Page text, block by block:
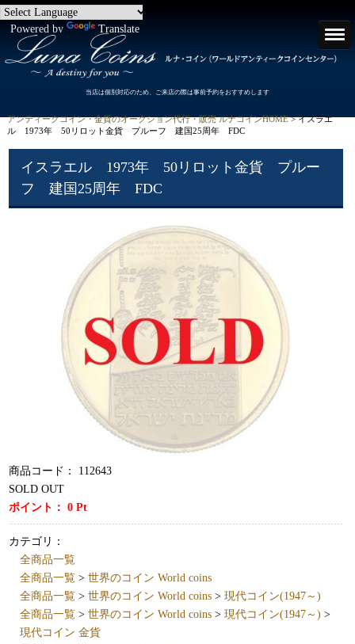
Powered by Translate
当店は個別対応のため、ご来店の際は事前予約をおすすめします
アンティークコイン・金貨のオークション代行・販売 ルナコインHOME> イスラエ
ル 1973年 50リロット金貨 プルーフ 建国25周年 FDC
イスラエル 1973年 50リロット金貨 プルー
フ 建国25周年 FDC
商品コード：
112643
SOLD OUT
ポイント：0 Pt
カテゴリ：
全商品一覧
全商品一覧 >世界のコイン World coins
全商品一覧 >世界のコイン World coins >現代コイン(1947～)
全商品一覧 >世界のコイン World coins >現代コイン(1947～) >
現代コイン 金貨